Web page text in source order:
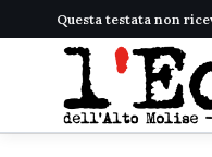
Questa testata non